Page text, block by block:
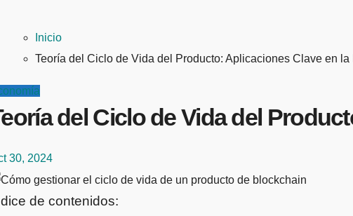
Inicio
Teoría del Ciclo de Vida del Producto: Aplicaciones Clave en la
del Ciclo de Vida del
30, 2024
de contenidos: